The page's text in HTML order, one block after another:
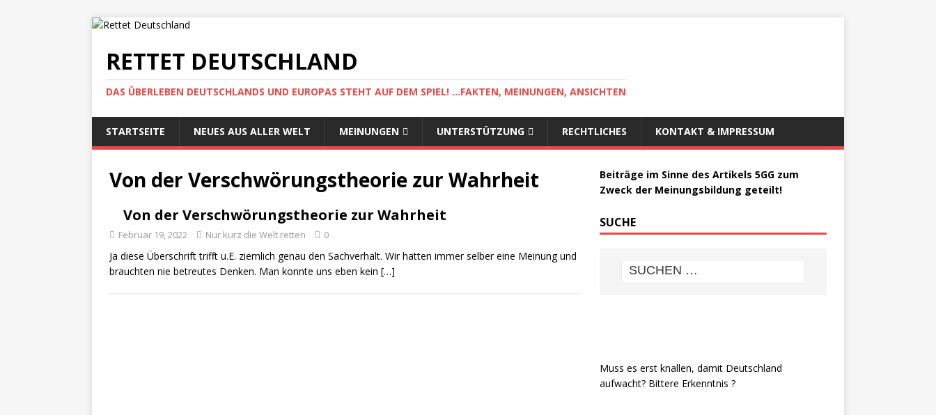
RETTET DEUTSCHLAND
DAS ÜBERLEBEN DEUTSCHLANDS UND EUROPAS STEHT AUF DEM SPIEL! ...FAKTEN, MEINUNGEN, ANSICHTEN
STARTSEITE NEUES AUS ALLER WELT MEINUNGEN UNTERSTÜTZUNG RECHTLICHES KONTAKT & IMPRESSUM
Von der Verschwörungstheorie zur Wahrheit
Von der Verschwörungstheorie zur Wahrheit
Februar 19, 2022 Nur kurz die Welt retten 0
Ja diese Überschrift trifft u.E. ziemlich genau den Sachverhalt. Wir hatten immer selber eine Meinung und
brauchten nie betreutes Denken. Man konnte uns eben kein […]
Beiträge im Sinne des Artikels 5GG zum
Zweck der Meinungsbildung geteilt!
SUCHE
Muss es erst knallen, damit Deutschland
aufwacht? Bittere Erkenntnis ?